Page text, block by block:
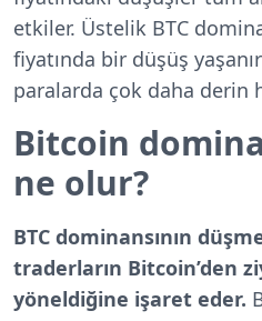
etkiler. Üstelik BTC
fiyatında bir düşüş
paralarda çok daha derin
Bitcoin
ne olur?
BTC dominansının
traderların Bitcoin’den
yöneldiğine işaret eder.